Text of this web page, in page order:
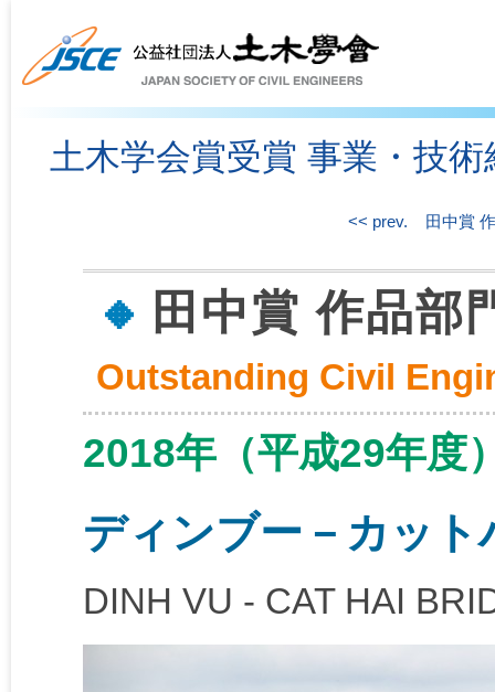
土木学会賞受賞 事業・技術
<< prev. 田中賞
田中賞 作品部
Outstanding Civil
2018年（平成29年
ディンブー－カット
DINH VU - CAT HAI